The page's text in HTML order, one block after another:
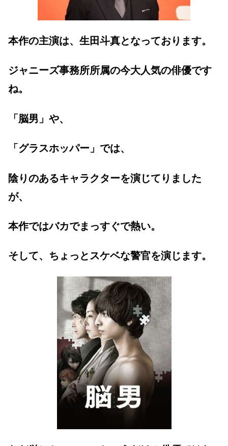
本作の主演は、生田斗真となっております。
ジャニーズ事務所所属の今大人気の俳優です
ね。
「脳男」や、
「グラスホッパー」では、
陰りのあるキャラクターを演じてりました
が、
本作ではバカでまっすぐで熱い。
そして、ちょっとスケベな警官を演じます。